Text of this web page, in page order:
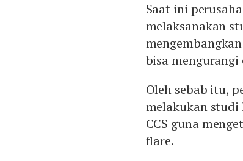
Saat ini
melaksanakan
bisa mengurangi
Oleh sebab itu,
melakukan studi
CCS guna
flare.